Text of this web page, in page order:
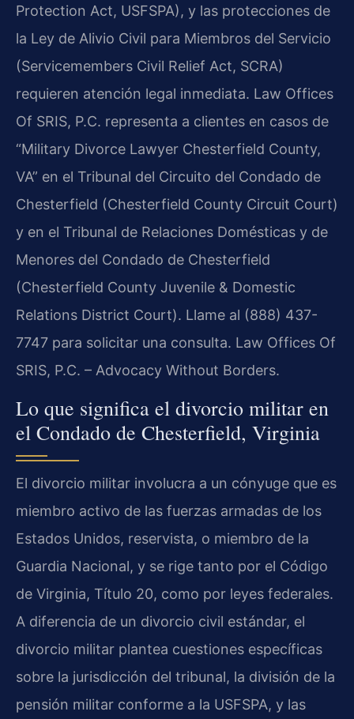
Protection Act, USFSPA), y las protecciones de
la Ley de Alivio Civil para Miembros del Servicio
(Servicemembers Civil Relief Act, SCRA)
requieren atención legal inmediata. Law Offices
Of SRIS, P.C. representa a clientes en casos de
“Military Divorce Lawyer Chesterfield County,
VA” en el Tribunal del Circuito del Condado de
Chesterfield (Chesterfield County Circuit Court)
y en el Tribunal de Relaciones Domésticas y de
Menores del Condado de Chesterfield
(Chesterfield County Juvenile & Domestic
Relations District Court). Llame al (888) 437-
7747 para solicitar una consulta. Law Offices Of
SRIS, P.C. – Advocacy Without Borders.
Lo que significa el divorcio militar en
el Condado de Chesterfield, Virginia
El divorcio militar involucra a un cónyuge que es
miembro activo de las fuerzas armadas de los
Estados Unidos, reservista, o miembro de la
Guardia Nacional, y se rige tanto por el Código
de Virginia, Título 20, como por leyes federales.
A diferencia de un divorcio civil estándar, el
divorcio militar plantea cuestiones específicas
sobre la jurisdicción del tribunal, la división de la
pensión militar conforme a la USFSPA, y las